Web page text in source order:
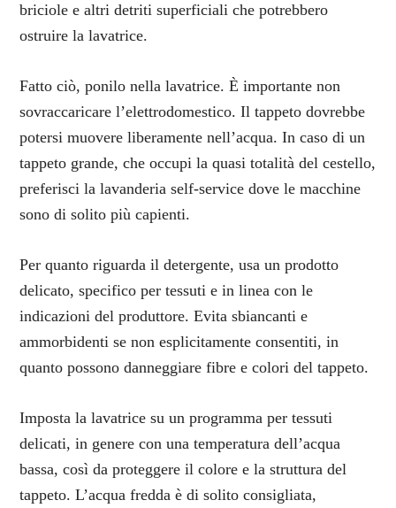
briciole e altri detriti superficiali che potrebbero
ostruire la lavatrice.
Fatto ciò, ponilo nella lavatrice. È importante non
sovraccaricare l’elettrodomestico. Il tappeto dovrebbe
potersi muovere liberamente nell’acqua. In caso di un
tappeto grande, che occupi la quasi totalità del cestello,
preferisci la lavanderia self-service dove le macchine
sono di solito più capienti.
Per quanto riguarda il detergente, usa un prodotto
delicato, specifico per tessuti e in linea con le
indicazioni del produttore. Evita sbiancanti e
ammorbidenti se non esplicitamente consentiti, in
quanto possono danneggiare fibre e colori del tappeto.
Imposta la lavatrice su un programma per tessuti
delicati, in genere con una temperatura dell’acqua
bassa, così da proteggere il colore e la struttura del
tappeto. L’acqua fredda è di solito consigliata,